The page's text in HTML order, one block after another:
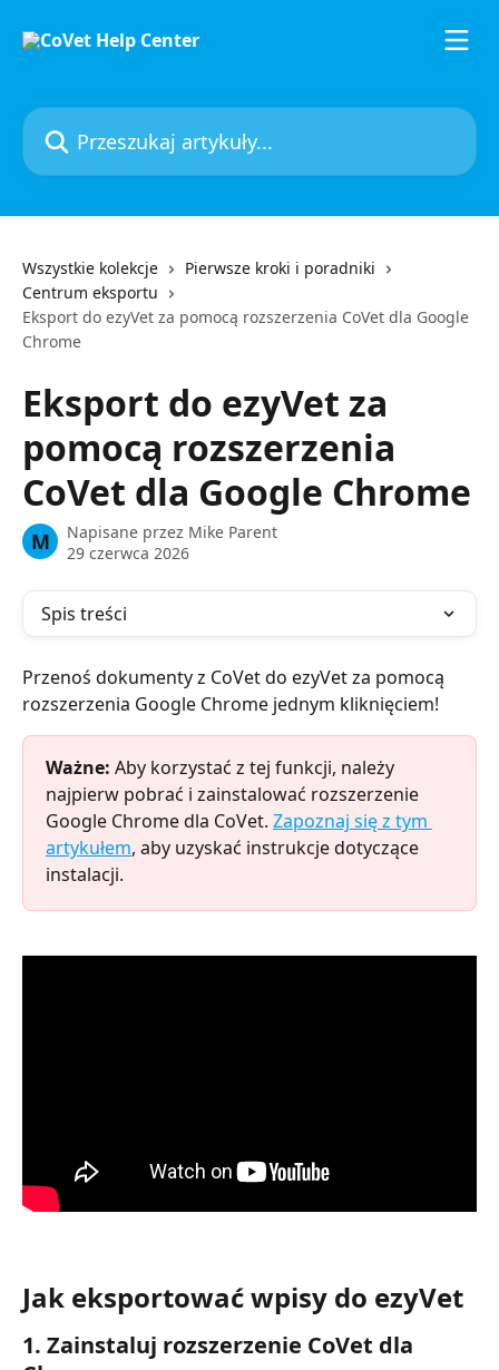
Przeszukaj artykuły...
Wszystkie kolekcje
Pierwsze kroki i poradniki
Centrum eksportu
Eksport do ezyVet za pomocą rozszerzenia CoVet dla Google
Chrome
Eksport do ezyVet za
pomocą rozszerzenia
CoVet dla Google Chrome
M Napisane przez Mike Parent
29 czerwca 2026
Spis treści
Przenoś dokumenty z CoVet do ezyVet za pomocą
rozszerzenia Google Chrome jednym kliknięciem!
Ważne: Aby korzystać z tej funkcji, należy
najpierw pobrać i zainstalować rozszerzenie
Google Chrome dla CoVet. Zapoznaj się z tym
artykułem, aby uzyskać instrukcje dotyczące
instalacji.
Jak eksportować wpisy do ezyVet
1. Zainstaluj rozszerzenie CoVet dla